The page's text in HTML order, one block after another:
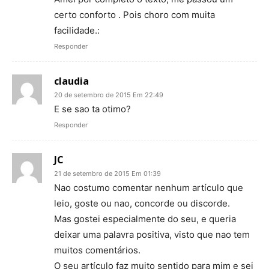
certo conforto . Pois choro com muita
facilidade.:
Responder
claudia
20 de setembro de 2015 Em 22:49
E se sao ta otimo?
Responder
JC
21 de setembro de 2015 Em 01:39
Nao costumo comentar nenhum artículo que
leio, goste ou nao, concorde ou discorde.
Mas gostei especialmente do seu, e queria
deixar uma palavra positiva, visto que nao tem
muitos comentários.
O seu artículo faz muito sentido para mim e sei